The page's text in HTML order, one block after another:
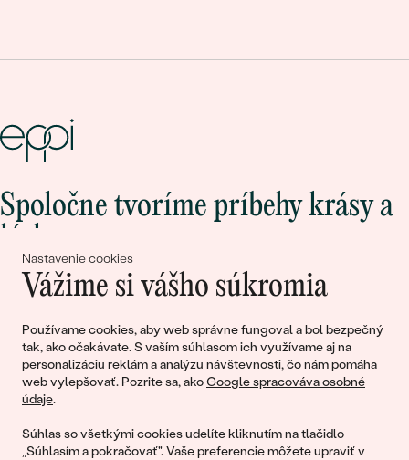
Nastavenie cookies
Vážime si vášho súkromia
Používame cookies, aby web správne fungoval a bol bezpečný
tak, ako očakávate. S vaším súhlasom ich využívame aj na
personalizáciu reklám a analýzu návštevnosti, čo nám pomáha
web vylepšovať. Pozrite sa, akoGoogle spracováva osobné
údaje.
Súhlas so všetkými cookies udelíte kliknutím na tlačidlo
„Súhlasím a pokračovať". Vaše preferencie môžete upraviť v
Spoločne tvoríme príbehy krásy a
Pripojte sa k nám!